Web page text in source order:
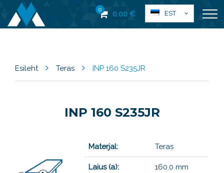
0 0.00 € EST
Esileht Teras INP 160 S235JR
INP 160 S235JR
Materjal: Teras
Laius (a): 160.0 mm